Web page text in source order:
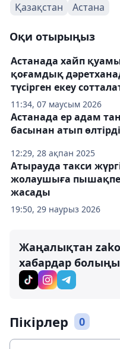
Қазақстан Астана
Оқи отырыңыз
11:34, 07 маусым 2026
Астанада хайп
қоғамдық
түсірген екеу
12:29, 28 ақпан 2025
Астанада ер адам
басынан атып өлтірді
19:50, 29 наурыз 2026
Атырауда такси
жолаушыға
жасады
Жаңалықтан
хабардар
Пікірлер 0